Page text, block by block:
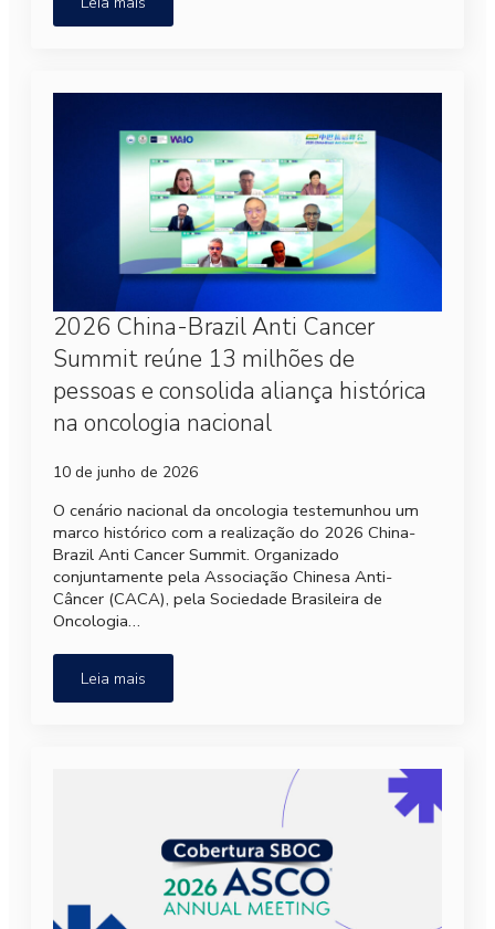
2026 China-Brazil Anti Cancer
Summit reúne 13 milhões de
pessoas e consolida aliança histórica
na oncologia nacional
10 de junho de 2026
O cenário nacional da oncologia testemunhou um
marco histórico com a realização do 2026 China-
Brazil Anti Cancer Summit. Organizado
conjuntamente pela Associação Chinesa Anti-
Câncer (CACA), pela Sociedade Brasileira de
Oncologia…
Leia mais